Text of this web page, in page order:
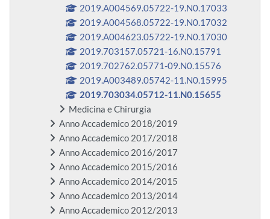
2019.A004569.05722-19.N0.17033
2019.A004568.05722-19.N0.17032
2019.A004623.05722-19.N0.17030
2019.703157.05721-16.N0.15791
2019.702762.05771-09.N0.15576
2019.A003489.05742-11.N0.15995
2019.703034.05712-11.N0.15655
Medicina e Chirurgia
Anno Accademico 2018/2019
Anno Accademico 2017/2018
Anno Accademico 2016/2017
Anno Accademico 2015/2016
Anno Accademico 2014/2015
Anno Accademico 2013/2014
Anno Accademico 2012/2013